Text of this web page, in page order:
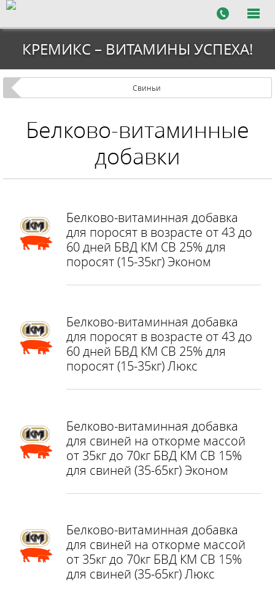
КРЕМИКС – ВИТАМИНЫ УСПЕХА!
Свиньи
Белково-витаминные
добавки
Белково-витаминная добавка
для поросят в возрасте от 43 до
60 дней БВД КМ СВ 25% для
поросят (15-35кг) Эконом
Белково-витаминная добавка
для поросят в возрасте от 43 до
60 дней БВД КМ СВ 25% для
поросят (15-35кг) Люкс
Белково-витаминная добавка
для свиней на откорме массой
от 35кг до 70кг БВД КМ СВ 15%
для свиней (35-65кг) Эконом
Белково-витаминная добавка
для свиней на откорме массой
от 35кг до 70кг БВД КМ СВ 15%
для свиней (35-65кг) Люкс